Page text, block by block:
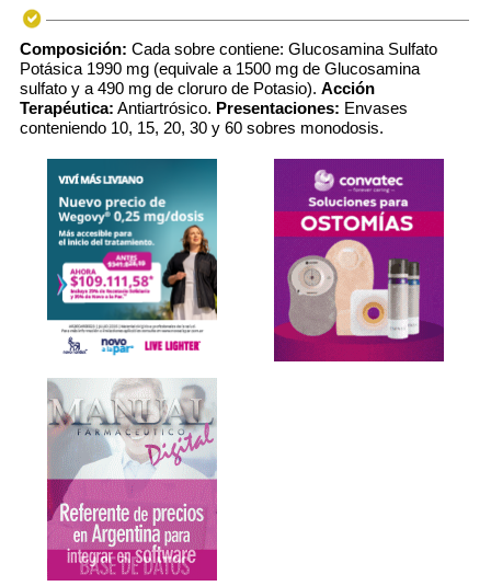
Composición: Cada sobre contiene: Glucosamina Sulfato
Potásica 1990 mg (equivale a 1500 mg de Glucosamina
sulfato y a 490 mg de cloruro de Potasio). Acción
Terapéutica: Antiartrósico. Presentaciones: Envases
conteniendo 10, 15, 20, 30 y 60 sobres monodosis.